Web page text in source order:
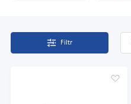
Filtr